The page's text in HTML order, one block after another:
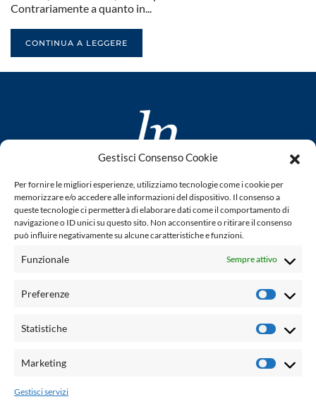
Gestisci Consenso Cookie
Per fornire le migliori esperienze, utilizziamo tecnologie come i cookie per
memorizzare e/o accedere alle informazioni del dispositivo. Il consenso a
queste tecnologie ci permetterà di elaborare dati come il comportamento di
navigazione o ID unici su questo sito. Non acconsentire o ritirare il consenso
può influire negativamente su alcune caratteristiche e funzioni.
Funzionale Sempre attivo
Preferenze
Statistiche
Marketing
Gestisci servizi
Contrariamente a quanto in...
CONTINUA A LEGGERE
www.laletteraturaenoi.it
fondato da Romano Luperini
Questo blog non rappresenta una testata giornalistica in
quanto viene aggiornato senza alcuna periodicità. Non può
legge n° 62 del 7.03.2001. L'autore non è responsabile per
email: